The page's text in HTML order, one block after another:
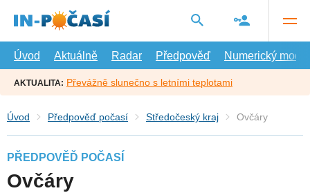
hlavní
Úvod
Aktuálně Radar Předpověď Numerický model
AKTUALITA: Převážně slunečno s letními teplotami
Úvod Předpověď počasí Středočeský kraj Ovčáry
PŘEDPOVĚĎ POČASÍ
Ovčáry